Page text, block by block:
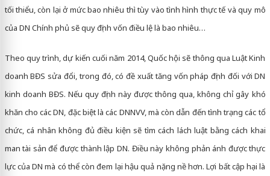
tối thiểu, còn lại ở mức bao nhiêu thì tùy vào tình hình thực tế và quy mô
của DN Chính phủ sẽ quy định vốn điều lệ là bao nhiêu…
Theo quy trình, dự kiến cuối năm 2014, Quốc hội sẽ thông qua Luật Kinh
doanh BĐS sửa đổi, trong đó, có đề xuất tăng vốn pháp định đối với DN
kinh doanh BĐS. Nếu quy định này được thông qua, không chỉ gây khó
khăn cho các DN, đặc biệt là các DNNVV, mà còn dẫn đến tình trạng các tổ
chức, cá nhân không đủ điều kiện sẽ tìm cách lách luật bằng cách khai
man tài sản để được thành lập DN. Điều này không phản ánh được thực
lực của DN mà có thể còn đem lại hậu quả nặng nề hơn. Lợi bất cập hại là